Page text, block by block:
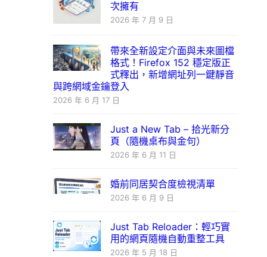
次擁有
2026 年 7 月 9 日
帶來全新設定介面與未來圖檔
格式！Firefox 152 穩定版正
式釋出，新增網址列一鍵靜音
與跨網域金鑰登入
2026 年 6 月 17 日
Just a New Tab – 拾光新分
頁（隨機桌布與金句）
2026 年 6 月 11 日
婚前同居契合度檢視清單
2026 年 6 月 9 日
Just Tab Reloader：輕巧實
用的網頁隨機自動重整工具
2026 年 5 月 18 日